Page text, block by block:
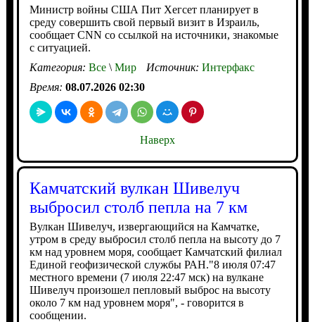
Министр войны США Пит Хегсет планирует в
среду совершить свой первый визит в Израиль,
сообщает CNN со ссылкой на источники, знакомые
с ситуацией.
Категория: Все\Мир Источник: Интерфакс
Время: 08.07.2026 02:30
Наверх
Камчатский вулкан Шивелуч
выбросил столб пепла на 7 км
Вулкан Шивелуч, извергающийся на Камчатке,
утром в среду выбросил столб пепла на высоту до 7
км над уровнем моря, сообщает Камчатский филиал
Единой геофизической службы РАН."8 июля 07:47
местного времени (7 июля 22:47 мск) на вулкане
Шивелуч произошел пепловый выброс на высоту
около 7 км над уровнем моря", - говорится в
сообщении.